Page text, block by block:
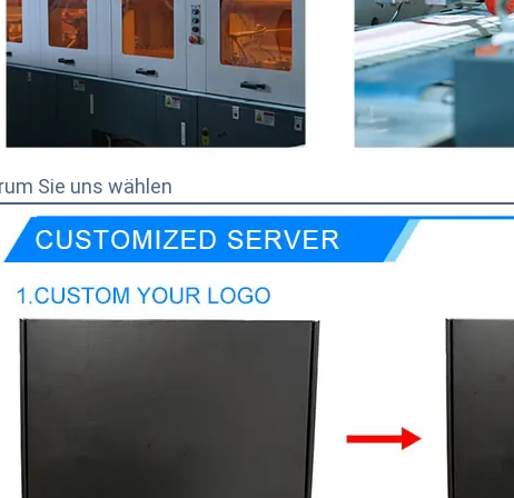
Sie uns wählen